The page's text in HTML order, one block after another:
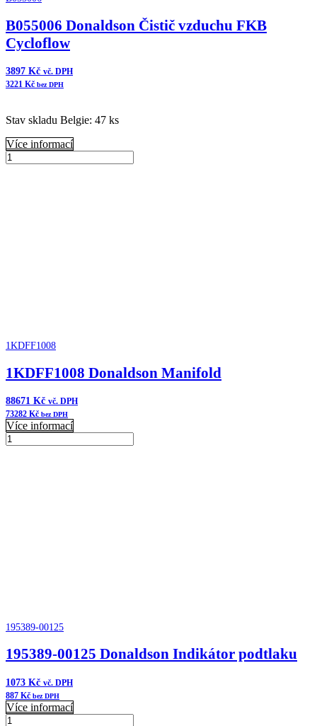
B055006 Donaldson Čistič vzduchu FKB
Cycloflow
3897 Kč vč. DPH
3221 Kč bez DPH
Stav skladu Belgie: 47 ks
Více informací
B055006
1KDFF1008
1KDFF1008 Donaldson Manifold
88671 Kč vč. DPH
73282 Kč bez DPH
Více informací
1KDFF1008
195389-00125
195389-00125 Donaldson Indikátor podtlaku
1073 Kč vč. DPH
887 Kč bez DPH
Více informací
195389-